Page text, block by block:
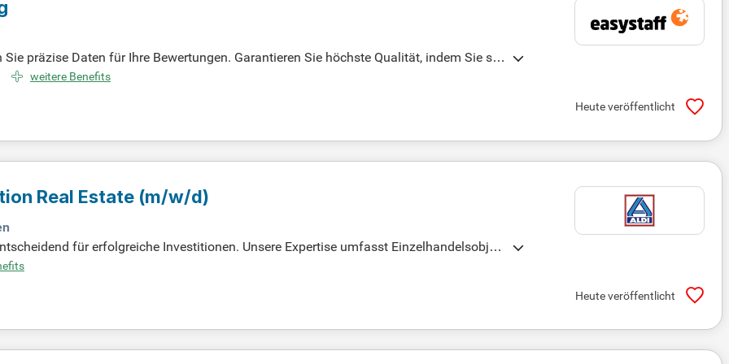
präzise Daten für Ihre Bewertungen. Garantieren Sie höchste Qualität, indem Sie sic
und Normen entsprechen.
weitere Benefits
Heute veröffentlicht
Real Estate (m/w/d)
für erfolgreiche Investitionen. Unsere Expertise umfasst Einzelhandelsobjek
als auch international. Wir nutzen bewährte Verfahren wie Vergleichswert, Ertragswer
Qualifizierte Fachkräfte mit umfassender Erfahrung in der Immobilienbewertu
Heute veröffentlicht